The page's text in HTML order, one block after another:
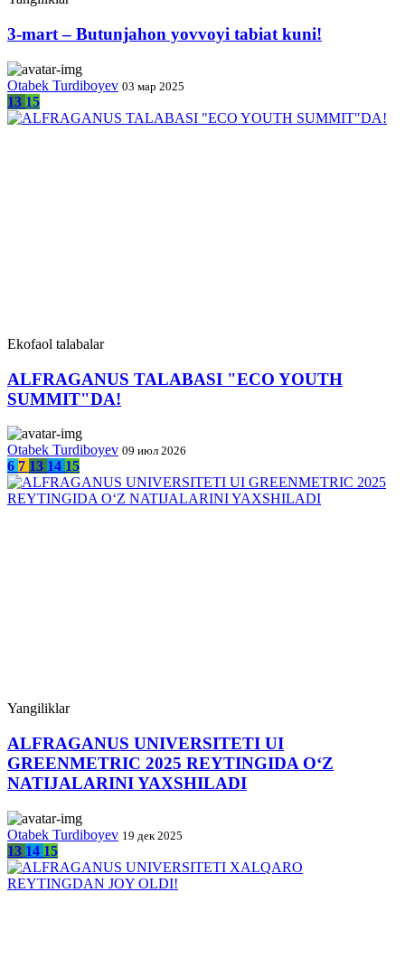
3-mart – Butunjahon yovvoyi tabiat kuni!
Otabek Turdiboyev 03 мар 2025
13 15
Ekofaol talabalar
ALFRAGANUS TALABASI "ECO YOUTH
SUMMIT"DA!
Otabek Turdiboyev 09 июл 2026
6 7 13 14 15
Yangiliklar
ALFRAGANUS UNIVERSITETI UI
GREENMETRIC 2025 REYTINGIDA O‘Z
NATIJALARINI YAXSHILADI
Otabek Turdiboyev 19 дек 2025
13 14 15